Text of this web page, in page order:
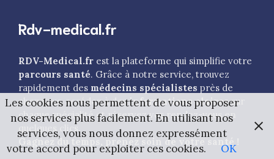
Rdv-medical.fr
RDV-Medical.fr est la plateforme qui simplifie votre
parcours santé. Grâce à notre service, trouvez
rapidement des médecins spécialistes près de
chez vous, accédez à desinformations clairessur
chaque spécialité et réservez vos rendez-vous en
quelques clics.
Gagnez du temps, prenez soin de votre santé !
Les cookies nous permettent de vous proposer
nos services plus facilement. En utilisant nos
services, vous nous donnez expressément
votre accord pour exploiter ces cookies.
OK